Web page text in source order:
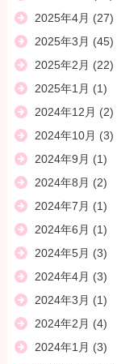
2025年4月 (27)
2025年3月 (45)
2025年2月 (22)
2025年1月 (1)
2024年12月 (2)
2024年10月 (3)
2024年9月 (1)
2024年8月 (2)
2024年7月 (1)
2024年6月 (1)
2024年5月 (3)
2024年4月 (3)
2024年3月 (1)
2024年2月 (4)
2024年1月 (3)